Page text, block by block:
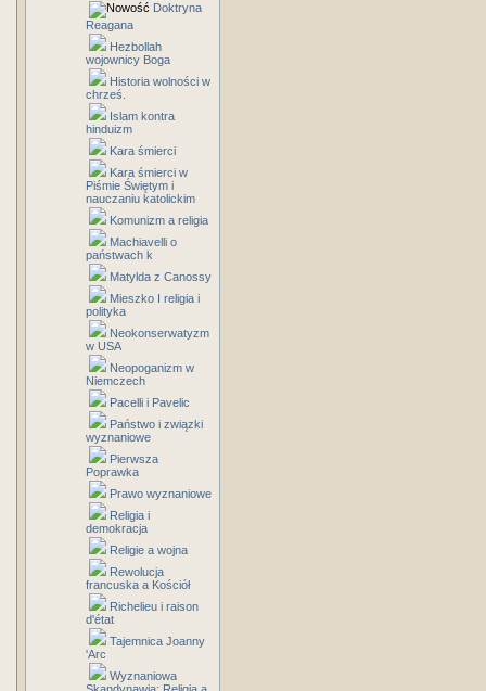
Doktryna
Reagana
Hezbollah
wojownicy Boga
Historia wolności w
chrześ.
Islam kontra
hinduizm
Kara śmierci
Kara śmierci w
Piśmie Świętym i
nauczaniu katolickim
Komunizm a religia
Machiavelli o
państwach k
Matylda z Canossy
Mieszko I religia i
polityka
Neokonserwatyzm
w USA
Neopoganizm w
Niemczech
Pacelli i Pavelic
Państwo i związki
wyznaniowe
Pierwsza
Poprawka
Prawo wyznaniowe
Religia i
demokracja
Religie a wojna
Rewolucja
francuska a Kościół
Richelieu i raison
d'état
Tajemnica Joanny
'Arc
Wyznaniowa